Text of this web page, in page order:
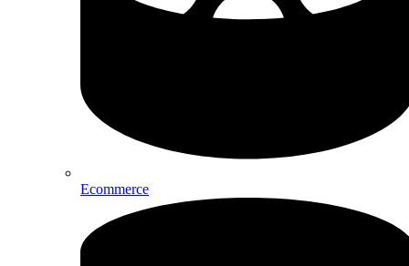
Ecommerce